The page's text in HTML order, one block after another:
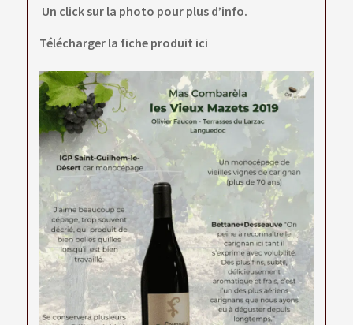
Un click sur la photo pour plus d’info.
Télécharger la fiche produit ici